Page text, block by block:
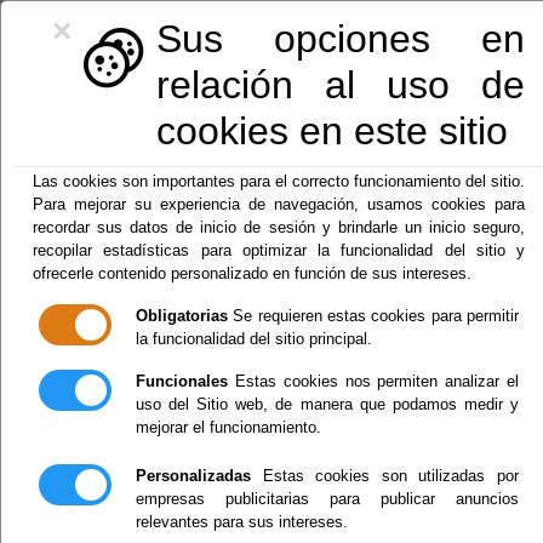
×
Sus opciones en
relación al uso de
cookies en este sitio
Las cookies son importantes para el correcto funcionamiento del sitio.
Para mejorar su experiencia de navegación, usamos cookies para
recordar sus datos de inicio de sesión y brindarle un inicio seguro,
recopilar estadísticas para optimizar la funcionalidad del sitio y
ofrecerle contenido personalizado en función de sus intereses.
Obligatorias Se requieren estas cookies para permitir
la funcionalidad del sitio principal.
Funcionales Estas cookies nos permiten analizar el
uso del Sitio web, de manera que podamos medir y
mejorar el funcionamiento.
Personalizadas Estas cookies son utilizadas por
empresas publicitarias para publicar anuncios
relevantes para sus intereses.
950128113 centralita@macael.es
Menu
ANUNCIO LICITACION
SUMNISTRO GAS